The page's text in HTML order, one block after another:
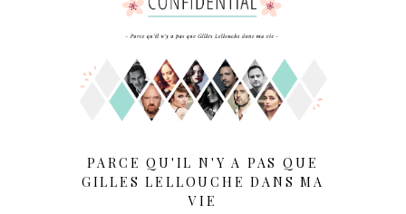
PARCE QU'IL N'Y A PAS QUE
GILLES LELLOUCHE DANS MA
VIE